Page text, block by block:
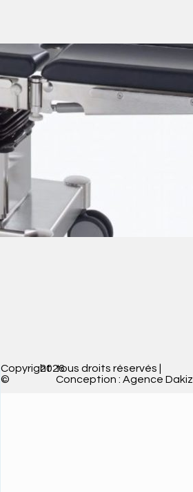
Copyright
©
2026tous droits réservés |
Conception : Agence Dakiz